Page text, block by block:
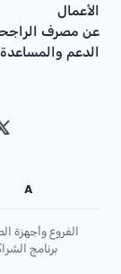
الأعمال
عن مصرف
الدعم والمساعدة
A
الفروع وأجهزة
برنامج